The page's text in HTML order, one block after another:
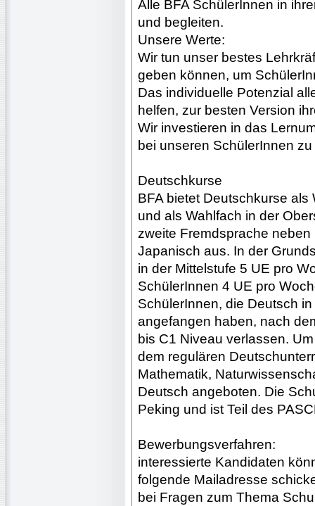
Alle BFA SchülerInnen in
und begleiten.
Unsere Werte:
Wir tun unser bestes
geben können, um
Das individuelle Potenzial
helfen, zur besten Version
Wir investieren in das
bei unseren SchülerInnen
Deutschkurse
BFA bietet Deutschkurse
und als Wahlfach in der
zweite Fremdsprache
Japanisch aus. In der
in der Mittelstufe 5 UE pro
SchülerInnen 4 UE pro
SchülerInnen, die Deutsch
angefangen haben, nach
bis C1 Niveau verlassen.
dem regulären
Mathematik,
Deutsch angeboten. Die
Peking und ist Teil des
Bewerbungsverfahren:
interessierte Kandidaten
folgende Mailadresse
bei Fragen zum Thema